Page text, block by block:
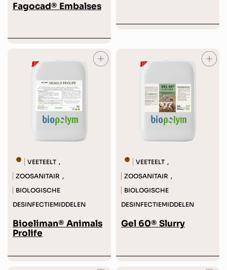
Fagocad® Embalses
VEETEELT ,
ZOOSANITAIR ,
BIOLOGISCHE
DESINFECTIEMIDDELEN
Bioeliman® Animals
Prolife
VEETEELT ,
ZOOSANITAIR ,
BIOLOGISCHE
DESINFECTIEMIDDELEN
Gel 60® Slurry